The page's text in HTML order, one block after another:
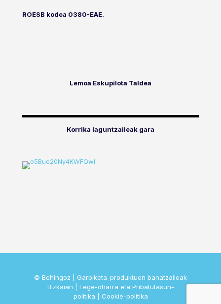
ROESB kodea 0380-EAE.
Lemoa Eskupilota Taldea
Korrika laguntzaileak gara
© Behingoz | Garbiketa-produktuen banatzaileak
Bizkaian | Lege-oharra eta Pribatutasun-
politika
Cookie-politika